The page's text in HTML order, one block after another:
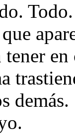
Todo.
demás.